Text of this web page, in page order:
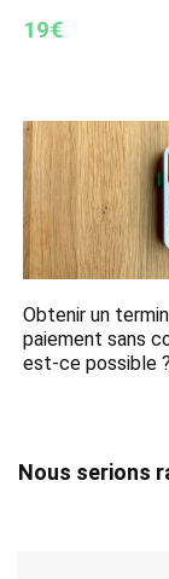
19€
Obtenir un
paiement sans
est-ce possible ?
Nous serions